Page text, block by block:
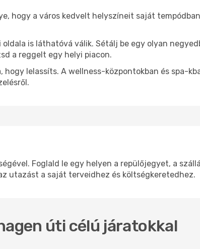
hogy a város kedvelt helyszíneit saját
is láthatóvá válik. Sétálj be egy olyan
a reggelt egy helyi piacon.
hogy lelassíts. A wellness-központokban és spa-
Foglald le egy helyen a repülőjegyet, a
utazást a saját terveidhez és költségkeretedhez.
úti célú járatokkal